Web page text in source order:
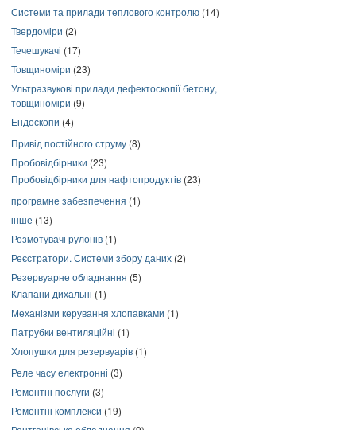
Системи та прилади теплового контролю (14)
Твердоміри (2)
Течешукачі (17)
Товщиноміри (23)
Ультразвукові прилади дефектоскопії бетону,
товщиноміри (9)
Ендоскопи (4)
Привід постійного струму (8)
Пробовідбірники (23)
Пробовідбірники для нафтопродуктів (23)
програмне забезпечення (1)
інше (13)
Розмотувачі рулонів (1)
Реєстратори. Системи збору даних (2)
Резервуарне обладнання (5)
Клапани дихальні (1)
Механізми керування хлопавками (1)
Патрубки вентиляційні (1)
Хлопушки для резервуарів (1)
Реле часу електронні (3)
Ремонтні послуги (3)
Ремонтні комплекси (19)